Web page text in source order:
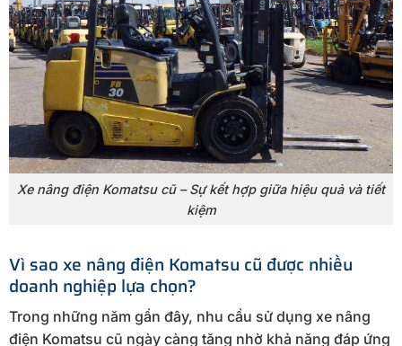
Xe nâng điện Komatsu cũ – Sự kết hợp giữa hiệu quả và tiết
kiệm
Vì sao xe nâng điện Komatsu cũ được nhiều
doanh nghiệp lựa chọn?
Trong những năm gần đây, nhu cầu sử dụng xe nâng
điện Komatsu cũ ngày càng tăng nhờ khả năng đáp ứng